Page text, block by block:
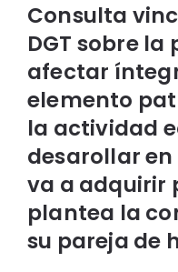
Consulta
DGT sobre
afectar
elemento
la actividad
desarollar en
va a adquirir
plantea la
su pareja de